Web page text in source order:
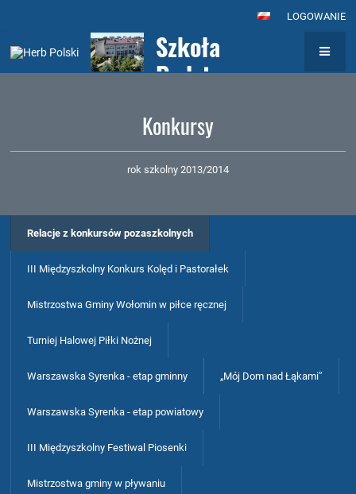
LOGOWANIE
Szkoła
Podstawowa nr
z Oddziałami
Integracyjnymi
Jadwigi w
Wołominie
Konkursy
rok szkolny 2013/2014
Relacje z konkursów pozaszkolnych
III Międzyszkolny Konkurs Kolęd i Pastorałek
Mistrzostwa Gminy Wołomin w piłce ręcznej
Turniej Halowej Piłki Nożnej
Warszawska Syrenka - etap gminny „Mój Dom nad Łąkami”
Warszawska Syrenka - etap powiatowy
III Międzyszkolny Festiwal Piosenki
Mistrzostwa gminy w pływaniu